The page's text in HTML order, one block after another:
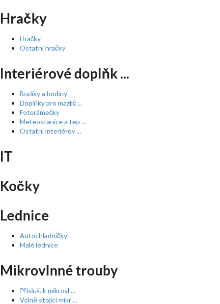
Hračky
Hračky
Ostatní hračky
Interiérové doplňk ...
Budíky a hodiny
Doplňky pro mazlíč ...
Fotorámečky
Meteostanice a tep ...
Ostatní interiérov ...
IT
Kočky
Lednice
Autochladničky
Malé lednice
Mikrovlnné trouby
Přísluš. k mikrovl ...
Volně stojící mikr ...